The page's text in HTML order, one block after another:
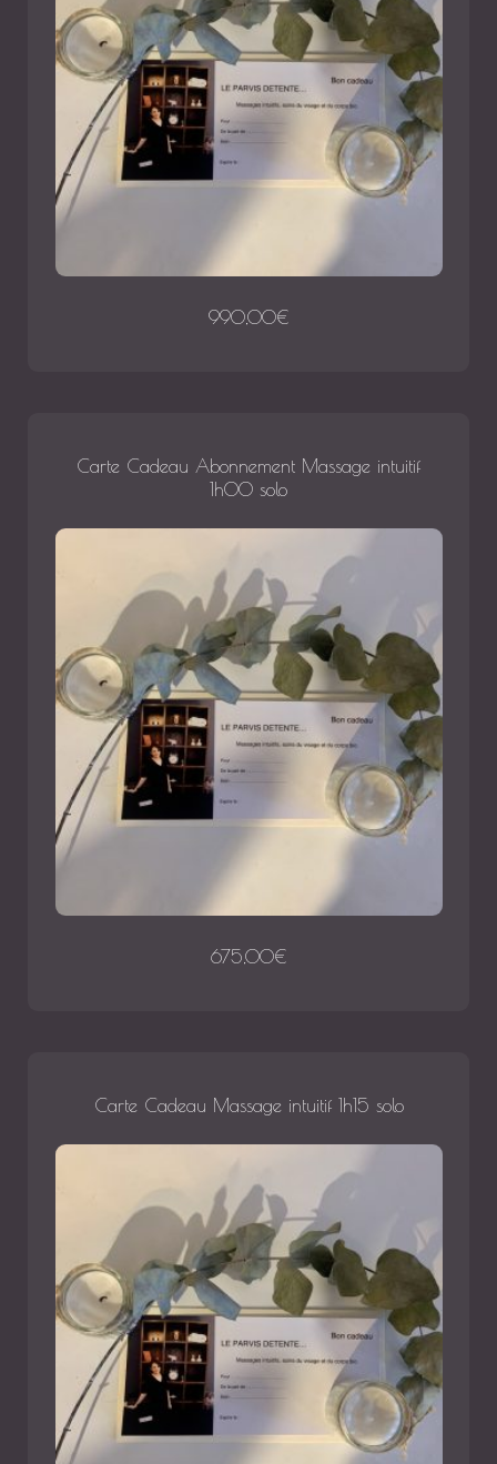
990,00€
Carte Cadeau Abonnement Massage intuitif
1h00 solo
675,00€
Carte Cadeau Massage intuitif 1h15 solo